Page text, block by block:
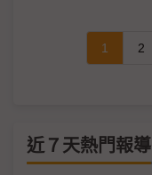
1 2
近７天熱門報導